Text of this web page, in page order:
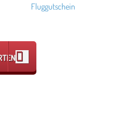
Fluggutschein